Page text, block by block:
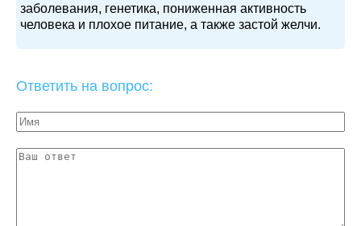
заболевания, генетика, пониженная активность
человека и плохое питание, а также застой желчи.
Ответить на вопрос: